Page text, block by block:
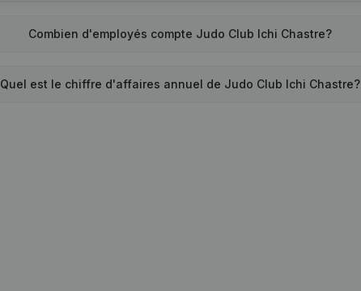
Combien d'employés compte Judo Club Ichi Chastre?
Quel est le chiffre d'affaires annuel de Judo Club Ichi Chastre?